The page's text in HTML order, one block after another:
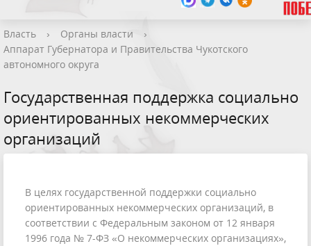
Власть › Органы власти
›
Аппарат Губернатора и Правительства Чукотского
автономного округа
Государственная поддержка социально
ориентированных некоммерческих
организаций
В целях государственной поддержки социально
ориентированных некоммерческих организаций, в
соответствии с Федеральным законом от 12 января
1996 года № 7-ФЗ «О некоммерческих организациях»,